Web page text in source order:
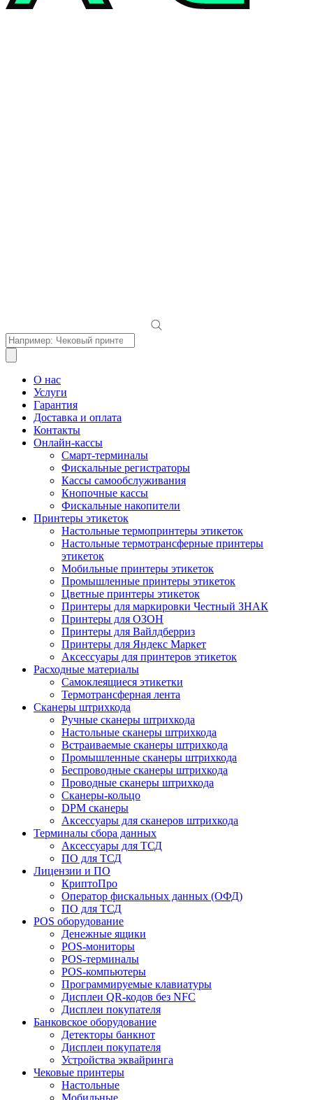
Поиск
товаров
О нас
Услуги
Гарантия
Доставка и оплата
Контакты
Онлайн-кассы
Смарт-терминалы
Фискальные регистраторы
Кассы самообслуживания
Кнопочные кассы
Фискальные накопители
Принтеры этикеток
Настольные термопринтеры этикеток
Настольные термотрансферные принтеры
этикеток
Мобильные принтеры этикеток
Промышленные принтеры этикеток
Цветные принтеры этикеток
Принтеры для маркировки Честный ЗНАК
Принтеры для ОЗОН
Принтеры для Вайлдберриз
Принтеры для Яндекс Маркет
Аксессуары для принтеров этикеток
Расходные материалы
Самоклеящиеся этикетки
Термотрансферная лента
Сканеры штрихкода
Ручные сканеры штрихкода
Настольные сканеры штрихкода
Встраиваемые сканеры штрихкода
Промышленные сканеры штрихкода
Беспроводные сканеры штрихкода
Проводные сканеры штрихкода
Сканеры-кольцо
DPM сканеры
Аксессуары для сканеров штрихкода
Терминалы сбора данных
Аксессуары для ТСД
ПО для ТСД
Лицензии и ПО
КриптоПро
Оператор фискальных данных (ОФД)
ПО для ТСД
POS оборудование
Денежные ящики
POS-мониторы
POS-терминалы
POS-компьютеры
Программируемые клавиатуры
Дисплеи QR-кодов без NFC
Дисплеи покупателя
Банковское оборудование
Детекторы банкнот
Дисплеи покупателя
Устройства эквайринга
Чековые принтеры
Настольные
Мобильные